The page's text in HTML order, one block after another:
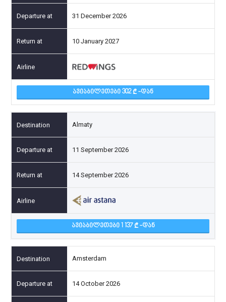
31 December 2026
10 January 2027
ᲐᲕᲘᲐᲑᲘᲚᲔᲗᲔᲑᲘ 302 -ᲓᲐᲜ
Almaty
11 September 2026
14 September 2026
ᲐᲕᲘᲐᲑᲘᲚᲔᲗᲔᲑᲘ 1 137 -ᲓᲐᲜ
Amsterdam
14 October 2026